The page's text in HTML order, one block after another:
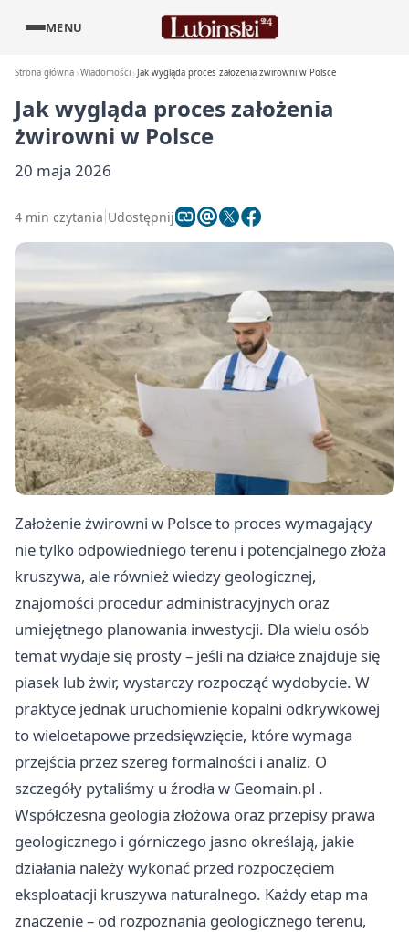
MENU
Strona główna Wiadomości Jak wygląda proces założenia żwirowni w Polsce
Jak wygląda proces założenia
żwirowni w Polsce
20 maja 2026
4 min czytania Udostępnij
Założenie żwirowni w Polsce to proces wymagający
nie tylko odpowiedniego terenu i potencjalnego złoża
kruszywa, ale również wiedzy geologicznej,
znajomości procedur administracyjnych oraz
umiejętnego planowania inwestycji. Dla wielu osób
temat wydaje się prosty – jeśli na działce znajduje się
piasek lub żwir, wystarczy rozpocząć wydobycie. W
praktyce jednak uruchomienie kopalni odkrywkowej
to wieloetapowe przedsięwzięcie, które wymaga
przejścia przez szereg formalności i analiz. O
szczegóły pytaliśmy u źrodła w Geomain.pl .
Współczesna geologia złożowa oraz przepisy prawa
geologicznego i górniczego jasno określają, jakie
działania należy wykonać przed rozpoczęciem
eksploatacji kruszywa naturalnego. Każdy etap ma
znaczenie – od rozpoznania geologicznego terenu,